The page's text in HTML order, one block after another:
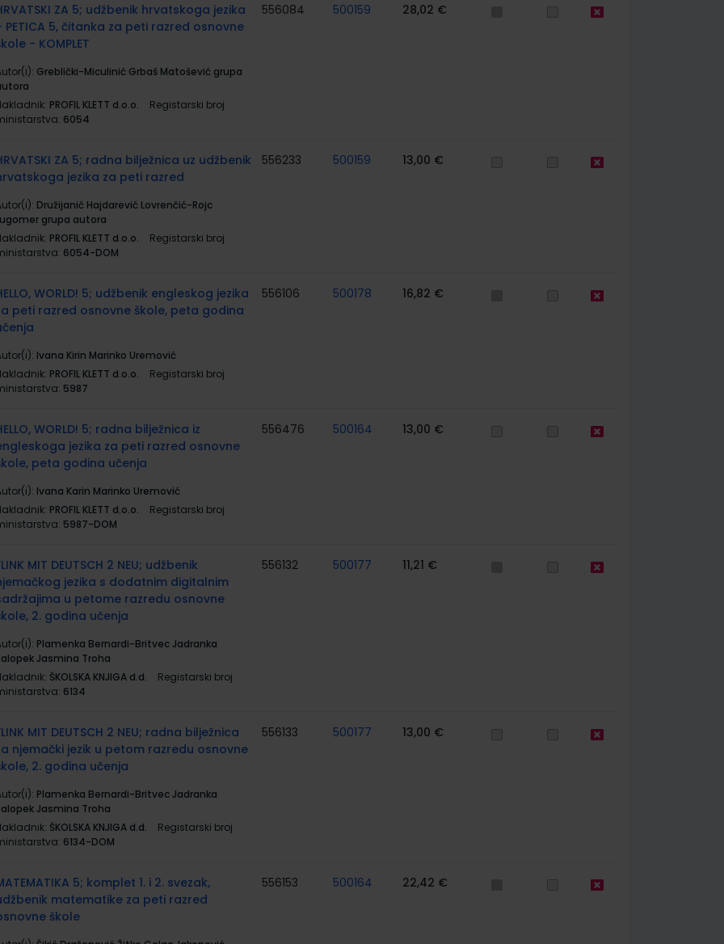
ZA 5; udžbenik hrvatskoga jezika
PETICA 5, čitanka za peti razred osnovne
- KOMPLET
Greblički-Miculinić Grbaš Matošević grupa
PROFIL KLETT d.o.o.
Registarski broj
6054
556084 500159 28,02 €
ZA 5; radna bilježnica uz udžbenik
jezika za peti razred
Družijanić Hajdarević Lovrenčić-Rojc
grupa autora
PROFIL KLETT d.o.o.
Registarski broj
6054-DOM
556233 500159 13,00 €
WORLD! 5; udžbenik engleskog jezika
peti razred osnovne škole, peta godina
Ivana Kirin Marinko Uremović
PROFIL KLETT d.o.o.
Registarski broj
5987
556106 500178 16,82 €
WORLD! 5; radna bilježnica iz
jezika za peti razred osnovne
peta godina učenja
Ivana Karin Marinko Uremović
PROFIL KLETT d.o.o.
Registarski broj
5987-DOM
556476 500164 13,00 €
MIT DEUTSCH 2 NEU; udžbenik
jezika s dodatnim digitalnim
u petome razredu osnovne
2. godina učenja
Plamenka Bernardi-Britvec Jadranka
Jasmina Troha
ŠKOLSKA KNJIGA d.d.
Registarski broj
6134
556132 500177 11,21 €
MIT DEUTSCH 2 NEU; radna bilježnica
njemački jezik u petom razredu osnovne
2. godina učenja
Plamenka Bernardi-Britvec Jadranka
Jasmina Troha
ŠKOLSKA KNJIGA d.d.
Registarski broj
6134-DOM
556133 500177 13,00 €
5; komplet 1. i 2. svezak,
matematike za peti razred
škole
556153 500164 22,42 €